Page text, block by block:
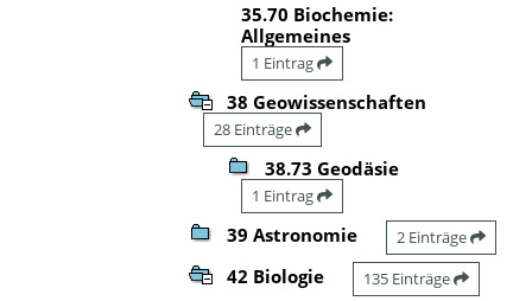
35.70 Biochemie:
Allgemeines
1 Eintrag
38 Geowissenschaften
28 Einträge
38.73 Geodäsie
1 Eintrag
39 Astronomie 2 Einträge
42 Biologie 135 Einträge